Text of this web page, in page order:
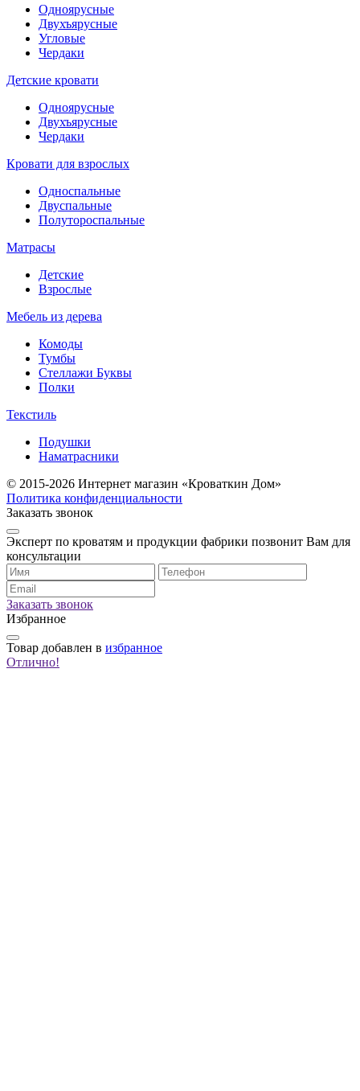
Одноярусные
Двухъярусные
Угловые
Чердаки
Детские кровати
Одноярусные
Двухъярусные
Чердаки
Кровати для взрослых
Односпальные
Двуспальные
Полутороспальные
Матрасы
Детские
Взрослые
Мебель из дерева
Комоды
Тумбы
Стеллажи Буквы
Полки
Текстиль
Подушки
Наматрасники
© 2015-2026 Интернет магазин «Кроваткин Дом»
Политика конфиденциальности
Заказать звонок
Эксперт по кроватям и продукции фабрики позвонит Вам для
консультации
Заказать звонок
Избранное
Товар добавлен в избранное
Отлично!